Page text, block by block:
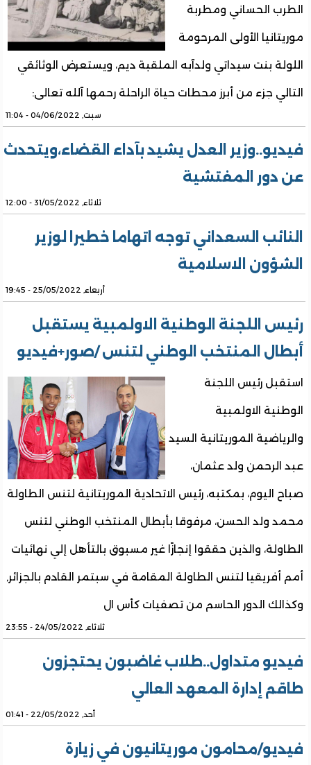
الطرب الحساني ومطربة
موريتانيا الأولى المرحومة
اللولة بنت سيداتي ولدآبه الملقبة ديم، ويستعرض الوثائقي
التالي جزء من أبرز محطات حياة الراحلة رحمها آلله تعالى:
سبت, 04/06/2022 - 11:04
فيديو..وزير العدل يشيد بآداء القضاء،ويتحدث
عن دور المفتشية
ثلاثاء, 31/05/2022 - 12:00
النائب السعداني توجه اتهاما خطيرا لوزير
الشؤون الاسلامية
أربعاء, 25/05/2022 - 19:45
رئيس اللجنة الوطنية الاولمبية يستقبل
أبطال المنتخب الوطني لتنس /صور+فيديو
استقبل رئيس اللجنة
الوطنية الاولمبية
والرياضية الموريتانية السيد
عبد الرحمن ولد عثمان،
صباح اليوم، بمكتبه، رئيس الاتحادية الموريتانية لتنس الطاولة
محمد ولد الحسن، مرفوقا بأبطال المنتخب الوطني لتنس
الطاولة، والذين حققوا إنجازًا غير مسبوق بالتأهل إلي نهائيات
أمم أفريقيا لتنس الطاولة المقامة في سبتمر القادم بالجزائر,
وكذالك الدور الحاسم من تصفيات كأس ال
ثلاثاء, 24/05/2022 - 23:55
فيديو متداول..طلاب غاضبون يحتجزون
طاقم إدارة المعهد العالي
أحد, 22/05/2022 - 01:41
فيديو/محامون موريتانيون في زيارة